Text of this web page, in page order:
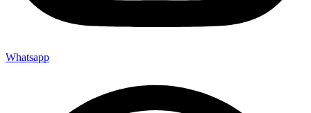
Whatsapp